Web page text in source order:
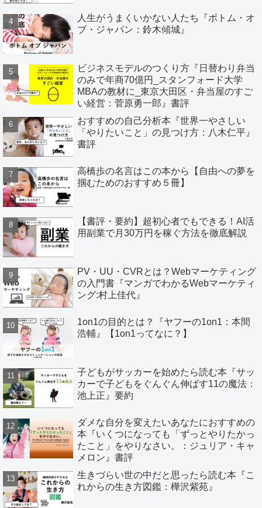
人生がうまくいかない人たち『ボトム・オ
ブ・ジャパン：鈴木傾城』
ビジネスモデルのつくり方『日替わり弁当
のみで年商70億円_スタンフォード大学
MBAの教材に_東京大田区・弁当屋のすご
い経営：菅原勇一郎』書評
おすすめの自己分析本『世界一やさしい
「やりたいこと」の見つけ方：八木仁平』
書評
高橋歩の名言はこの本から【自由への夢を
掴むためのおすすめ５冊】
【書評・要約】超初心者でもできる！AI活
用副業で月30万円を稼ぐ方法を徹底解説
PV・UU・CVRとは？Webマーケティング
の入門書『マンガでわかるWebマーケティ
ング:村上佳代』
1on1の目的とは？『ヤフーの1on1：本間
浩輔』【1on1ってなに？】
子どもがサッカーを始めたら読む本『サッ
カーで子どもをぐんぐん伸ばす11の魔法：
池上正』要約
ダメな自分を変えたいあなたにおすすめの
本『いくつになっても「ずっとやりたかっ
たこと」をやりなさい。：ジュリア・キャ
メロン』書評
生きづらい世の中だと思ったら読む本『こ
れからの生き方図鑑：樺沢紫苑』